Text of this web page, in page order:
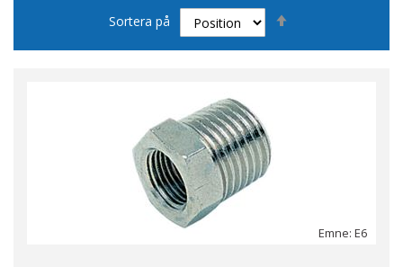
Sortera på
Emne: E6